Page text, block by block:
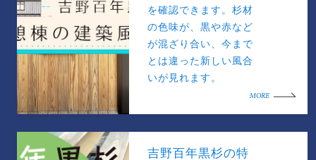
を確認できます。杉材
の色味が、黒や赤など
が混ざり合い、今まで
とは違った新しい風合
いが見れます。
MORE
吉野百年黒杉の特